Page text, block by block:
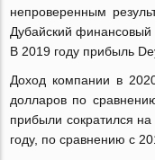
непроверенным
Дубайский финансовый
В 2019 году прибыль
Доход компании в
долларов по
прибыли сократился
году, по сравнению с